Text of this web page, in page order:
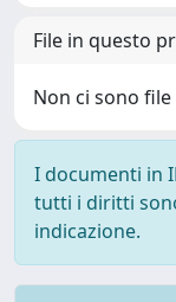
File in questo
Non ci sono
I documenti in
tutti i diritti
indicazione.